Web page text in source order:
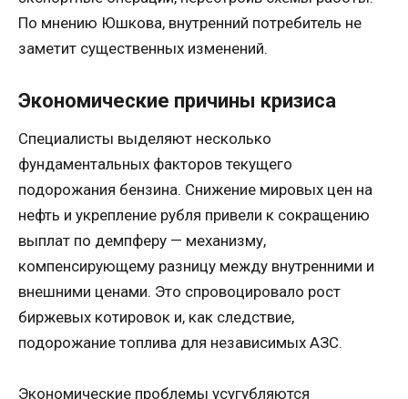
По мнению Юшкова, внутренний потребитель не
заметит существенных изменений.
Экономические причины кризиса
Специалисты выделяют несколько
фундаментальных факторов текущего
подорожания бензина. Снижение мировых цен на
нефть и укрепление рубля привели к сокращению
выплат по демпферу — механизму,
компенсирующему разницу между внутренними и
внешними ценами. Это спровоцировало рост
биржевых котировок и, как следствие,
подорожание топлива для независимых АЗС.
Экономические проблемы усугубляются